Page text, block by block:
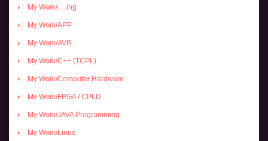
My Work/….ing
My Work/APP
My Work/AVR
My Work/C++ (TCPL)
My Work/Computer Hardware
My Work/FPGA / CPLD
My Work/JAVA Programming
My Work/Linux